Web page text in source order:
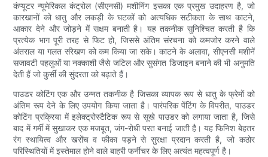
कंप्यूटर न्यूमेरिकल कंट्रोल (सीएनसी) मशीनिंग इसका एक प्रमुख उदाहरण है, जो
कारखानों को धातु और लकड़ी के घटकों को अत्यधिक सटीकता के साथ काटने,
आकार देने और जोड़ने में सक्षम बनाती है। यह तकनीक सुनिश्चित करती है कि
प्रत्येक भाग पूरी तरह से फिट हो, जिससे अंतिम संरचना को कमजोर करने वाले
अंतराल या गलत संरेखण को कम किया जा सके। काटने के अलावा, सीएनसी मशीनें
सजावटी पहलुओं या नक्काशी जैसे जटिल और सुसंगत डिजाइन बनाने की भी अनुमति
देती हैं जो कुर्सी की सुंदरता को बढ़ाते हैं।
पाउडर कोटिंग एक और उन्नत तकनीक है जिसका व्यापक रूप से धातु के फ्रेमों को
अंतिम रूप देने के लिए उपयोग किया जाता है। पारंपरिक पेंटिंग के विपरीत, पाउडर
कोटिंग प्रक्रिया में इलेक्ट्रोस्टैटिक रूप से सूखे पाउडर को लगाया जाता है, जिसे
बाद में गर्मी में सुखाकर एक मजबूत, जंग-रोधी परत बनाई जाती है। यह फिनिश बेहतर
रंग स्थायित्व और खरोंच व फीका पड़ने से सुरक्षा प्रदान करती है, जो कठोर
परिस्थितियों में इस्तेमाल होने वाले बाहरी फर्नीचर के लिए अत्यंत महत्वपूर्ण है।